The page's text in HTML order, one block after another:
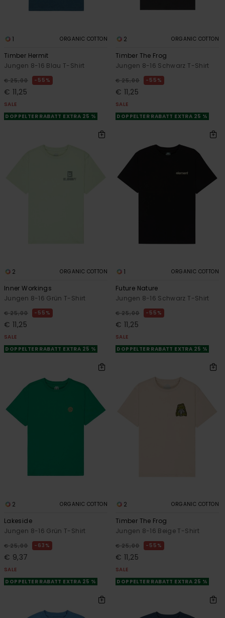
1 ORGANIC COTTON
Timber Hermit
Jungen 8-16 Blau T-Shirt
€ 25,00 55%
€ 11,25
SALE
DOPPELTER RABATT EXTRA 25 %
2 ORGANIC COTTON
Timber The Frog
Jungen 8-16 Schwarz T-Shirt
€ 25,00 55%
€ 11,25
SALE
DOPPELTER RABATT EXTRA 25 %
2 ORGANIC COTTON
Inner Workings
Jungen 8-16 Grün T-Shirt
€ 25,00 55%
€ 11,25
SALE
DOPPELTER RABATT EXTRA 25 %
1 ORGANIC COTTON
Future Nature
Jungen 8-16 Schwarz T-Shirt
€ 25,00 55%
€ 11,25
SALE
DOPPELTER RABATT EXTRA 25 %
2 ORGANIC COTTON
Lakeside
Jungen 8-16 Grün T-Shirt
€ 25,00 63%
€ 9,37
SALE
DOPPELTER RABATT EXTRA 25 %
2 ORGANIC COTTON
Timber The Frog
Jungen 8-16 Beige T-Shirt
€ 25,00 55%
€ 11,25
SALE
DOPPELTER RABATT EXTRA 25 %